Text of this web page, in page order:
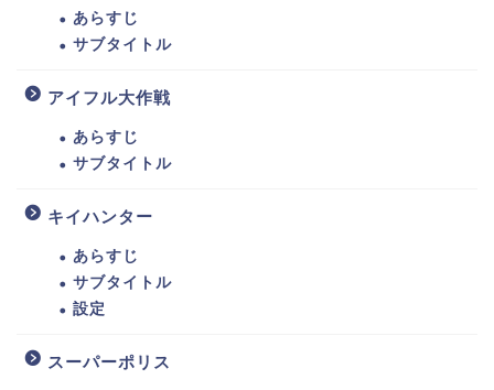
あらすじ
サブタイトル
アイフル大作戦
あらすじ
サブタイトル
キイハンター
あらすじ
サブタイトル
設定
スーパーポリス